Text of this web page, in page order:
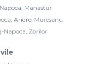
Manastur
Andrei Muresanu
Napoca, Zorilor